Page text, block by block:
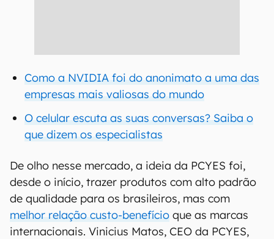
Como a NVIDIA foi do anonimato a uma das
empresas mais valiosas do mundo
O celular escuta as suas conversas? Saiba o
que dizem os especialistas
De olho nesse mercado, a ideia da PCYES foi,
desde o início, trazer produtos com alto padrão
de qualidade para os brasileiros, mas com
melhor relação custo-benefício que as marcas
internacionais. Vinicius Matos, CEO da PCYES,